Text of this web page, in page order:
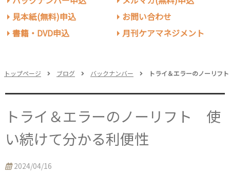
見本紙(無料)申込
書籍・DVD申込
お問い合わせ
月刊ケアマネジメント
トップページ ブログ バックナンバー トライ＆エラーのノーリフ
トライ＆エラーのノーリフト 使
い続けて分かる利便性
2024/04/16